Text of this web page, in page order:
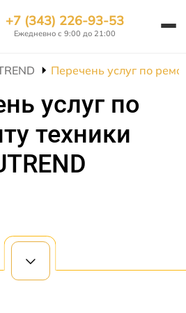
+7 (343) 226-93-53
Ежедневно с 9:00 до 21:00
Перечень услуг по
услуг по
техники